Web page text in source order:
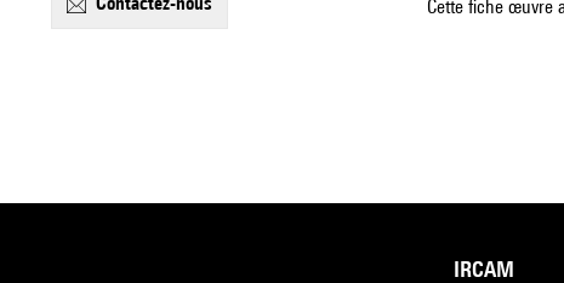
Cette fiche œuvre
IRCAM